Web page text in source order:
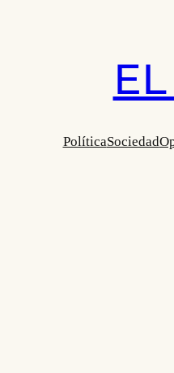
PolíticaSociedad